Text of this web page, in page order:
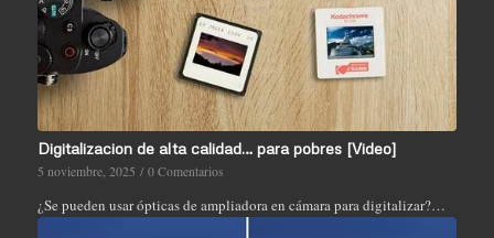
Digitalizacion de alta calidad… para pobres [Video]
5 noviembre, 2025 / 0 Comentarios
¿Se pueden usar ópticas de ampliadora en cámara para digitalizar?…